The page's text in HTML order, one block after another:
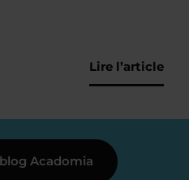
Lire l’article
Acadomia